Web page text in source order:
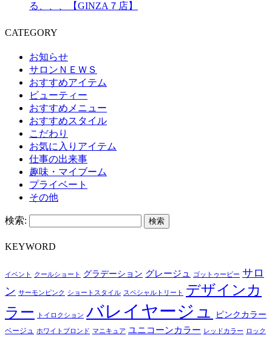
る、、、【GINZA７店】
CATEGORY
お知らせ
サロンＮＥＷＳ
おすすめアイテム
ビューティー
おすすめメニュー
おすすめスタイル
こだわり
お気に入りアイテム
仕事の出来事
趣味・マイブーム
プライベート
その他
検索:
KEYWORD
イベント クールショート グラデーション グレージュ ゴットゥービー サロ
ン サーモンピンク ショートスタイル スペシャルトリート
デザインカ
ラー
トイロクション バレイヤージュ ピンクカラー
ベージュ ホワイトブロンド マニキュア ユニコーンカラー レッドカラー ロック